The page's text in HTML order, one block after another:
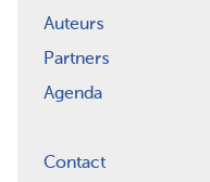
Auteurs
Partners
Agenda
Contact